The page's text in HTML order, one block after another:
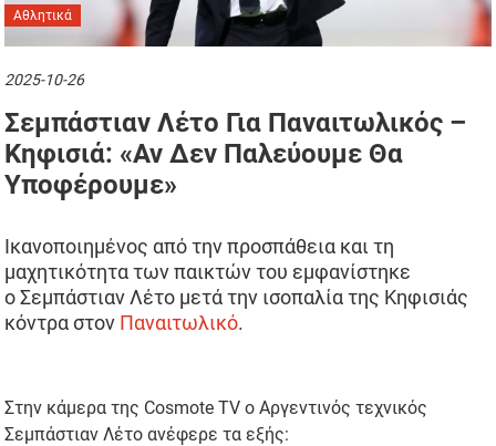
Αθλητικά
2025-10-26
Σεμπάστιαν Λέτο Για Παναιτωλικός –
Κηφισιά: «Αν Δεν Παλεύουμε Θα
Υποφέρουμε»
Ικανοποιημένος από την προσπάθεια και τη
μαχητικότητα των παικτών του εμφανίστηκε
ο Σεμπάστιαν Λέτο μετά την ισοπαλία της Κηφισιάς
κόντρα στον Παναιτωλικό.
Στην κάμερα της Cosmote TV ο Αργεντινός τεχνικός
Σεμπάστιαν Λέτο ανέφερε τα εξής: